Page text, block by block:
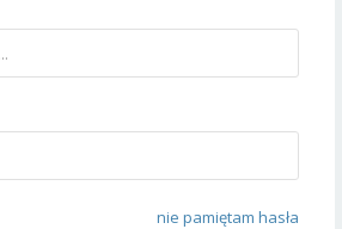
nie pamiętam hasła